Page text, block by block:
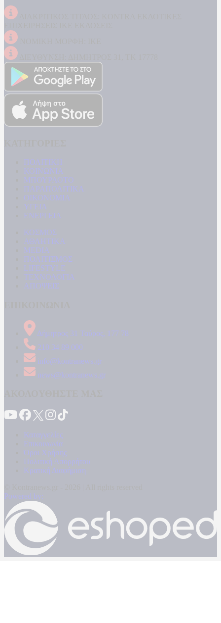
ΠΟΛΙΤΙΚΗ
ΚΟΙΝΩΝΙΑ
ΜΠΟΥΡΛΟΤΟ
ΠΑΡΑΠΟΛΙΤΙΚΑ
ΟΙΚΟΝΟΜΙΑ
ΥΓΕΙΑ
ΕΝΕΡΓΕΙΑ
ΚΟΣΜΟΣ
ΑΘΛΗΤΙΚΑ
MEDIA
ΠΟΛΙΤΙΣΜΟΣ
LIFESTYLE
ΤΕΧΝΟΛΟΓΙΑ
ΑΠΟΨΕΙΣ
Δήμητρος 31 Ταύρος, 177 78
210 34 89 000
info@kontranews.gr
news@kontranews.gr
Καταγγελίες
Επικοινωνία
Όροι Χρήσης
Πολιτική Απορρήτου
Κρατική Διαφήμιση
Powered by: